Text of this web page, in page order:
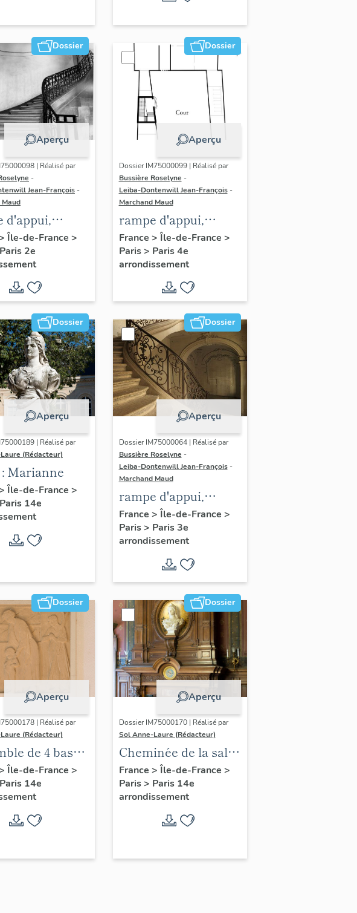
Dossier
Aperçu
| Réalisé par
-
Jean-François -
Maud
d'appui,
de la maison
cochère (non
Île-de-France >
Paris 2e
Dossier
Aperçu
Dossier IM75000099 | Réalisé par
Bussière Roselyne -
Leiba-Dontenwill Jean-François -
Marchand Maud
rampe d'appui,
escalier de la maison
à porte cochère (non
étudié)
France > Île-de-France >
Paris> Paris 4e
arrondissement
Dossier
Aperçu
| Réalisé par
(Rédacteur)
Marianne
Île-de-France >
Paris 14e
Dossier
Aperçu
Dossier IM75000064 | Réalisé par
Bussière Roselyne -
Leiba-Dontenwill Jean-François -
Marchand Maud
rampe d'appui,
escalier de la maison
à porte cochère dite
hôtel Le Lièvre de
La Grange
France > Île-de-France >
Paris> Paris 3e
arrondissement
Dossier
Aperçu
| Réalisé par
(Rédacteur)
de 4 bas
Les saisons
Île-de-France >
Paris 14e
Dossier
Aperçu
Dossier IM75000170 | Réalisé par
Sol Anne-Laure (Rédacteur)
Cheminée de la salle
des mariages
France > Île-de-France >
Paris> Paris 14e
arrondissement